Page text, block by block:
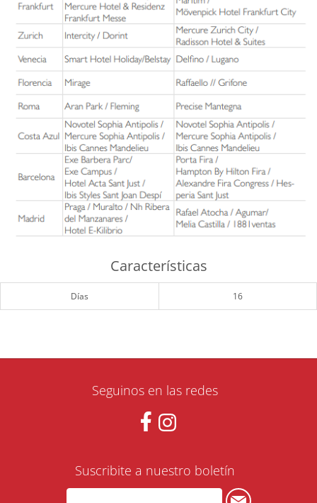
Características
Días 16
Seguinos en las redes
Suscribite a nuestro boletín